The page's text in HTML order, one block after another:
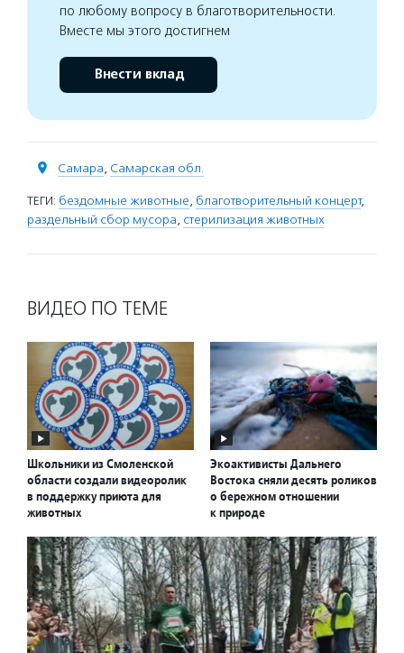
по любому вопросу в благотворительности.
Вместе мы этого достигнем
Внести вклад
Самара, Самарская обл.
ТЕГИ: бездомные животные, благотворительный концерт,
раздельный сбор мусора, стерилизация животных
ВИДЕО ПО ТЕМЕ
Школьники из Смоленской
области создали видеоролик
в поддержку приюта для
животных
Экоактивисты Дальнего
Востока сняли десять роликов
о бережном отношении
к природе